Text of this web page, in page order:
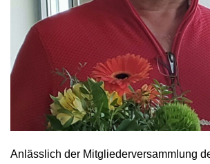
Anlässlich der Mitgliederversammlung